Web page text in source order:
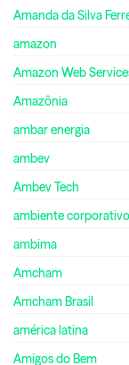
Amanda da Silva
amazon
Amazon Web
Amazônia
ambar energia
ambev
Ambev Tech
ambiente corporativo
ambima
Amcham
Amcham Brasil
américa latina
Amigos do Bem